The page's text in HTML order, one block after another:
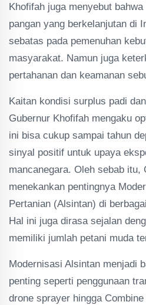
Khofifah juga menyebut
pangan yang berkelanjutan di
sebatas pada pemenuhan
masyarakat. Namun juga
pertahanan dan keamanan
Kaitan kondisi surplus padi
Gubernur Khofifah mengaku
ini bisa cukup sampai tahun
sinyal positif untuk upaya
mancanegara. Oleh sebab itu,
menekankan pentingnya
Pertanian (Alsintan) di
Hal ini juga dirasa sejalan
memiliki jumlah petani muda
Modernisasi Alsintan menjadi
penting seperti penggunaan
drone sprayer hingga